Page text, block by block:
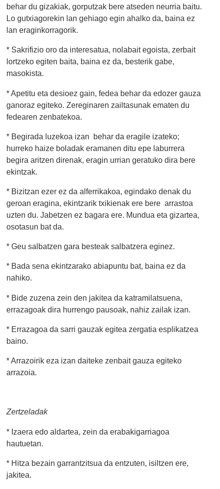
behar du gizakiak, gorputzak bere atseden neurria baitu.
Lo gutxiagorekin lan gehiago egin ahalko da, baina ez
lan eraginkorragorik.
* Sakrifizio oro da interesatua, nolabait egoista, zerbait
lortzeko egiten baita, baina ez da, besterik gabe,
masokista.
* Apetitu eta desioez gain, fedea behar da edozer gauza
ganoraz egiteko. Zereginaren zailtasunak ematen du
fedearen zenbatekoa.
* Begirada luzekoa izan behar da eragile izateko;
hurreko haize boladak eramanen ditu epe laburrera
begira aritzen direnak, eragin urrian geratuko dira bere
ekintzak.
* Bizitzan ezer ez da alferrikakoa, egindako denak du
geroan eragina, ekintzarik txikienak ere bere arrastoa
uzten du. Jabetzen ez bagara ere. Mundua eta gizartea,
osotasun bat da.
* Geu salbatzen gara besteak salbatzera eginez.
* Bada sena ekintzarako abiapuntu bat, baina ez da
nahiko.
* Bide zuzena zein den jakitea da katramilatsuena,
errazagoak dira hurrengo pausoak, nahiz zailak izan.
* Errazagoa da sarri gauzak egitea zergatia esplikatzea
baino.
* Arrazoirik eza izan daiteke zenbait gauza egiteko
arrazoia.
Zertzeladak
* Izaera edo aldartea, zein da erabakigarriagoa
hautuetan.
* Hitza bezain garrantzitsua da entzuten, isiltzen ere,
jakitea.